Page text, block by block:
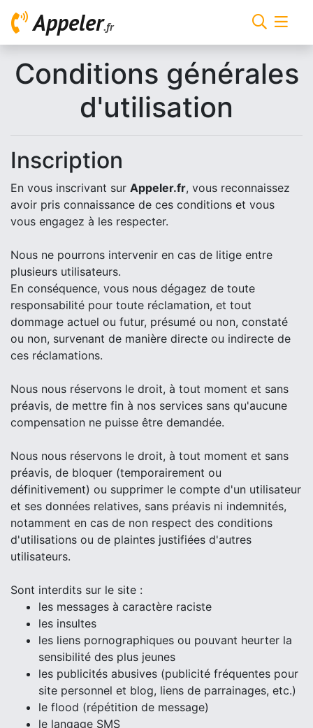
Appeler.fr
Conditions générales
d'utilisation
Inscription
En vous inscrivant sur Appeler.fr, vous reconnaissez
avoir pris connaissance de ces conditions et vous
vous engagez à les respecter.
Nous ne pourrons intervenir en cas de litige entre
plusieurs utilisateurs.
En conséquence, vous nous dégagez de toute
responsabilité pour toute réclamation, et tout
dommage actuel ou futur, présumé ou non, constaté
ou non, survenant de manière directe ou indirecte de
ces réclamations.
Nous nous réservons le droit, à tout moment et sans
préavis, de mettre fin à nos services sans qu'aucune
compensation ne puisse être demandée.
Nous nous réservons le droit, à tout moment et sans
préavis, de bloquer (temporairement ou
définitivement) ou supprimer le compte d'un utilisateur
et ses données relatives, sans préavis ni indemnités,
notamment en cas de non respect des conditions
d'utilisations ou de plaintes justifiées d'autres
utilisateurs.
Sont interdits sur le site :
les messages à caractère raciste
les insultes
les liens pornographiques ou pouvant heurter la
sensibilité des plus jeunes
les publicités abusives (publicité fréquentes pour
site personnel et blog, liens de parrainages, etc.)
le flood (répétition de message)
le langage SMS